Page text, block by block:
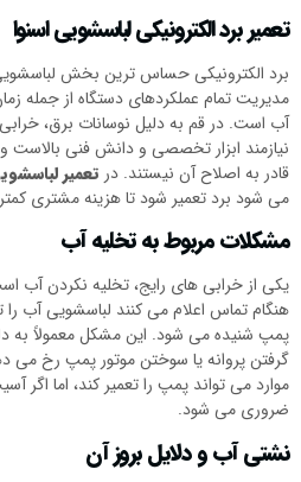
تعمیر برد الکترونیکی لباسشویی اسنوا
برد الکترونیکی حساس ترین بخش
مدیریت تمام عملکردهای دستگاه از جمله
آب است. در قم به دلیل نوسانات برق،
نیازمند ابزار تخصصی و دانش فنی بالاست و
قادر به اصلاح آن نیستند. در تعمیر
می شود برد تعمیر شود تا هزینه مشتری
مشکلات مربوط به تخلیه آب
یکی از خرابی های رایج، تخلیه نکردن آب
هنگام تماس اعلام می کنند لباسشویی آب
پمپ شنیده می شود. این مشکل معمولاً به
گرفتن پروانه یا سوختن موتور پمپ رخ می
موارد می تواند پمپ را تعمیر کند، اما
ضروری می شود.
نشتی آب و دلایل بروز آن